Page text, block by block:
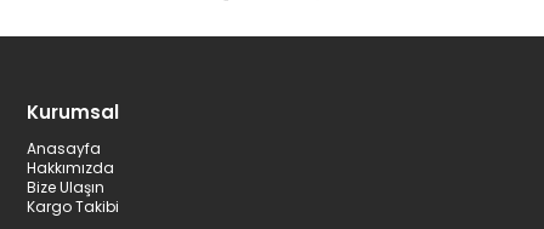
Kurumsal
Anasayfa
Hakkımızda
Bize Ulaşın
Kargo Takibi